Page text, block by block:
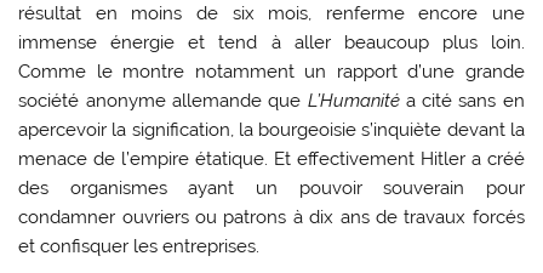
résultat en moins de six mois, renferme encore une
immense énergie et tend à aller beaucoup plus loin.
Comme le montre notamment un rapport d’une grande
société anonyme allemande que L’Humanitéa cité sans en
apercevoir la signification, la bourgeoisie s’inquiète devant la
menace de l’empire étatique. Et effectivement Hitler a créé
des organismes ayant un pouvoir souverain pour
condamner ouvriers ou patrons à dix ans de travaux forcés
et confisquer les entreprises.